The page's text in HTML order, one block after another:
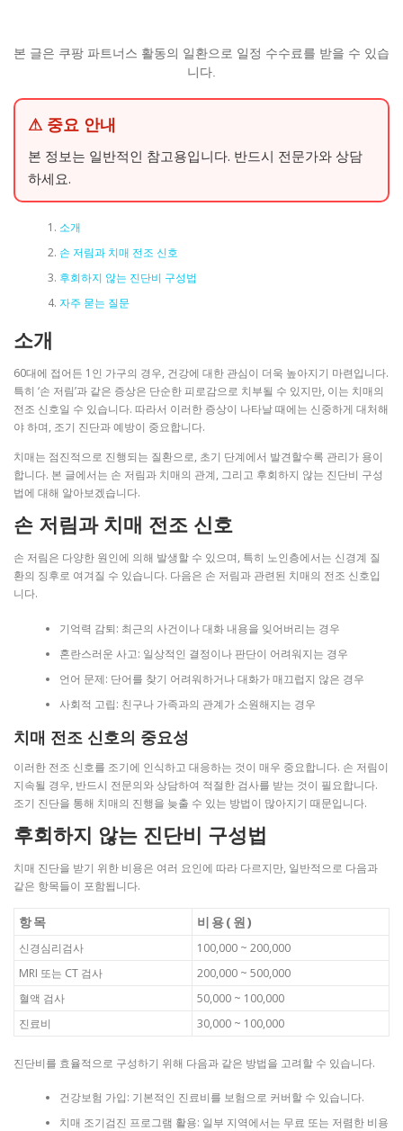
본 글은 쿠팡 파트너스 활동의 일환으로 일정 수수료를 받을 수 있습
니다.
⚠ 중요 안내
본 정보는 일반적인 참고용입니다. 반드시 전문가와 상담
하세요.
소개
손 저림과 치매 전조 신호
후회하지 않는 진단비 구성법
자주 묻는 질문
소개
60대에 접어든 1인 가구의 경우, 건강에 대한 관심이 더욱 높아지기 마련입니다.
특히 ‘손 저림’과 같은 증상은 단순한 피로감으로 치부될 수 있지만, 이는 치매의
전조 신호일 수 있습니다. 따라서 이러한 증상이 나타날 때에는 신중하게 대처해
야 하며, 조기 진단과 예방이 중요합니다.
치매는 점진적으로 진행되는 질환으로, 초기 단계에서 발견할수록 관리가 용이
합니다. 본 글에서는 손 저림과 치매의 관계, 그리고 후회하지 않는 진단비 구성
법에 대해 알아보겠습니다.
손 저림과 치매 전조 신호
손 저림은 다양한 원인에 의해 발생할 수 있으며, 특히 노인층에서는 신경계 질
환의 징후로 여겨질 수 있습니다. 다음은 손 저림과 관련된 치매의 전조 신호입
니다.
기억력 감퇴: 최근의 사건이나 대화 내용을 잊어버리는 경우
혼란스러운 사고: 일상적인 결정이나 판단이 어려워지는 경우
언어 문제: 단어를 찾기 어려워하거나 대화가 매끄럽지 않은 경우
사회적 고립: 친구나 가족과의 관계가 소원해지는 경우
치매 전조 신호의 중요성
이러한 전조 신호를 조기에 인식하고 대응하는 것이 매우 중요합니다. 손 저림이
지속될 경우, 반드시 전문의와 상담하여 적절한 검사를 받는 것이 필요합니다.
조기 진단을 통해 치매의 진행을 늦출 수 있는 방법이 많아지기 때문입니다.
후회하지 않는 진단비 구성법
치매 진단을 받기 위한 비용은 여러 요인에 따라 다르지만, 일반적으로 다음과
같은 항목들이 포함됩니다.
항목 비용(원)
신경심리검사
100,000 ~ 200,000
MRI 또는 CT 검사
200,000 ~ 500,000
혈액 검사
50,000 ~ 100,000
진료비
30,000 ~ 100,000
진단비를 효율적으로 구성하기 위해 다음과 같은 방법을 고려할 수 있습니다.
건강보험 가입: 기본적인 진료비를 보험으로 커버할 수 있습니다.
치매 조기검진 프로그램 활용: 일부 지역에서는 무료 또는 저렴한 비용